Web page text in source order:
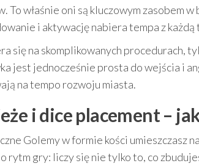
To właśnie oni są kluczowym zasobem
i aktywację nabiera tempa z każdą
się na skomplikowanych procedurach,
jest jednocześnie prosta do wejścia i
na tempo rozwoju miasta.
i dice placement –
Golemy w formie kości umieszczasz
rytm gry: liczy się nie tylko to, co